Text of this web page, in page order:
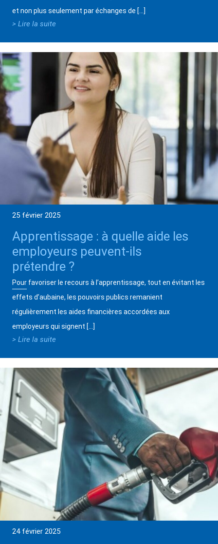
et non plus seulement par échanges de […]
> Lire la suite
25 février 2025
Apprentissage : à quelle aide les
employeurs peuvent-ils
prétendre ?
Pour favoriser le recours à l’apprentissage, tout en évitant les
effets d’aubaine, les pouvoirs publics remanient
régulièrement les aides financières accordées aux
employeurs qui signent […]
> Lire la suite
24 février 2025